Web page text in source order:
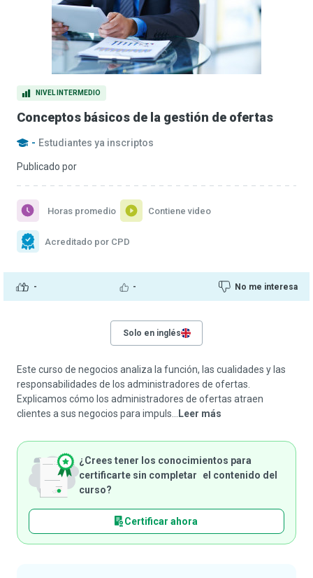
NIVEL INTERMEDIO
Conceptos básicos de la gestión de ofertas
- Estudiantes ya inscriptos
Publicado por
- - No me interesa
Horas promedio Contiene video
Acreditado por CPD
Solo en inglés
Este curso de negocios analiza la función, las cualidades y las
responsabilidades de los administradores de ofertas.
Explicamos cómo los administradores de ofertas atraen
clientes a sus negocios para impuls...
Leer más
¿Crees tener los conocimientos para
certificarte sin completar el contenido del
curso?
Certificar ahora